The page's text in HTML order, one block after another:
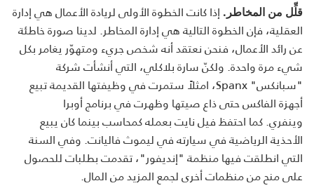
قلِّل من المخاطر. إذا كانت الخطوة الأولى لريادة الأعمال هي إدارة
العقلية، فإن الخطوة التالية هي إدارة المخاطر. لدينا صورة خاطئة
عن رائد الأعمال، فنحن نعتقد أنه شخص جريء ومتهوّر يغامر بكل
شيء مرة واحدة. ولكنّ سارة بلاكلي، التي أنشأت شركة
"سبانكس" Spanx، امثلاً ستمرت في وظيفتها القديمة تبيع
أجهزة الفاكس حتى ذاع صيتها وظهرت في برنامج أوبرا
وينفري. كما احتفظ فيل نايت بعمله كمحاسب بينما كان يبيع
الأحذية الرياضية في سيارته في ليموث فاليانت. وفي السنة
التي انطلقت فيها منظمة "إنديفور"، تقدمت بطلبات للحصول
على منح من منظمات أخرى لجمع المزيد من المال.